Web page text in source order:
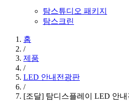
탐스튜디오 패키지
탐스크린
홈
/
제품
/
LED 안내전광판
/
[조달] 탐디스플레이 LED 안내